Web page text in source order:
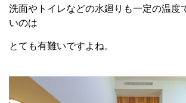
洗面やトイレなどの水廻りも一定の温度
いのは
とても有難いですよね。